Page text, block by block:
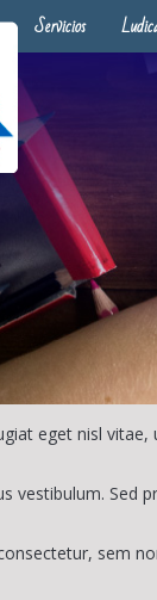
Servicios
eget nisl
vestibulum. Sed
sem